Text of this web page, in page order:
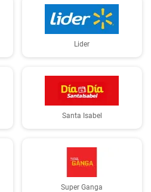
Lider
Santa Isabel
Super Ganga